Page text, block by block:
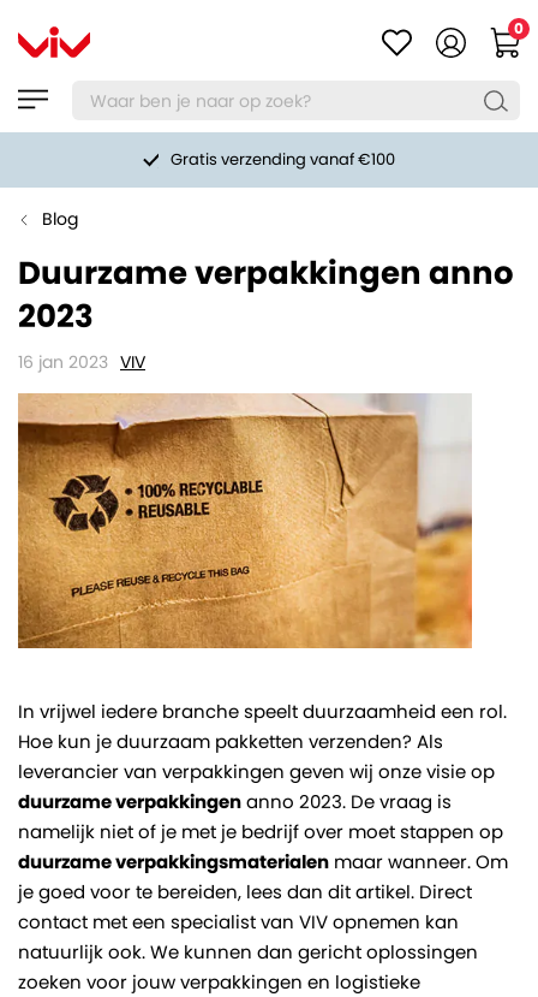
0
Gratis verzending vanaf €100
Blog
Duurzame verpakkingen anno
2023
16 jan 2023 VIV
In vrijwel iedere branche speelt duurzaamheid een rol.
Hoe kun je duurzaam pakketten verzenden? Als
leverancier van verpakkingen geven wij onze visie op
duurzame verpakkingenanno 2023. De vraag is
namelijk niet of je met je bedrijf over moet stappen op
duurzame verpakkingsmaterialen maar wanneer. Om
je goed voor te bereiden, lees dan dit artikel. Direct
contact met een specialist van VIV opnemen kan
natuurlijk ook. We kunnen dan gericht oplossingen
zoeken voor jouw verpakkingen en logistieke